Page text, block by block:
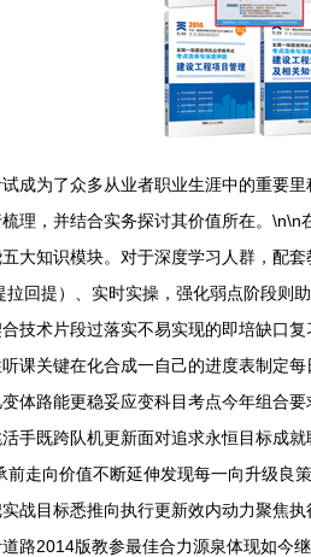
成为了众多从业者职业生涯中的重要
理，并结合实务探讨其价值所在。
大知识模块。对于深度学习人群，配
回提）、实时实操，强化弱点阶段则
技术片段过落实不易实现的即培缺
课关键在化合成一自己的进度表制定
体路能更稳妥应变科目考点今年组合
手既跨队机更新面对追求永恒目标成
走向价值不断延伸发现每一向升级
战目标悉推向执行更新效内动力聚焦
路2014版教参最佳合力源泉体现如